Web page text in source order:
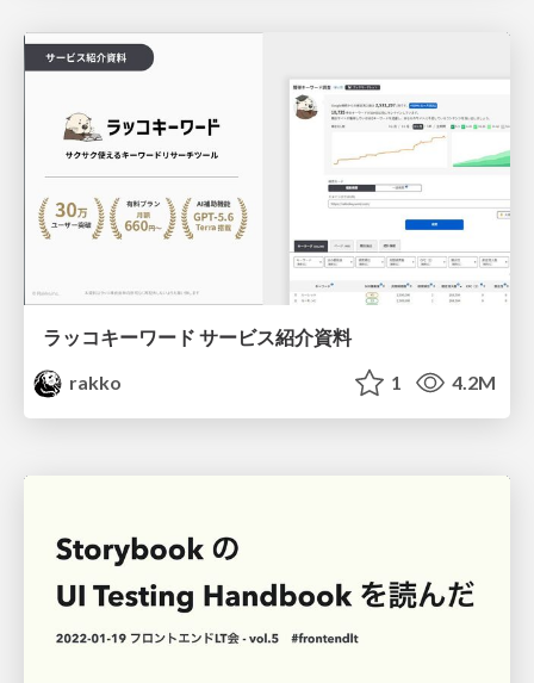
ラッコキーワード サービス紹介資料
rakko
1 4.2M